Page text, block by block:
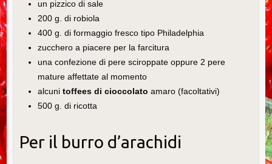
un pizzico di sale
200 g. di robiola
400 g. di formaggio fresco tipo Philadelphia
zucchero a piacere per la farcitura
una confezione di pere sciroppate oppure 2 pere
mature affettate al momento
alcuni toffees di cioccolato amaro (facoltativi)
500 g. di ricotta
Per il burro d’arachidi